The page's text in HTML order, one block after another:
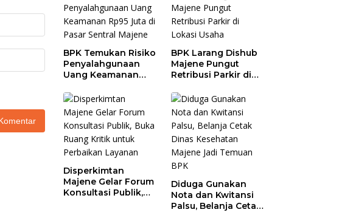
BPK Temukan Risiko
Penyalahgunaan
Uang Keamanan
Sentral Majene
BPK Larang Dishub
Majene Pungut
Retribusi Parkir di
Disperkimtan
Majene Gelar Forum
Konsultasi Publik,
Diduga Gunakan
Nota dan Kwitansi
Palsu, Belanja Cetak